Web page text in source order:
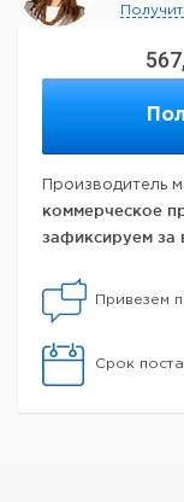
Производитель
коммерческое
зафиксируем за
Привезем
Срок